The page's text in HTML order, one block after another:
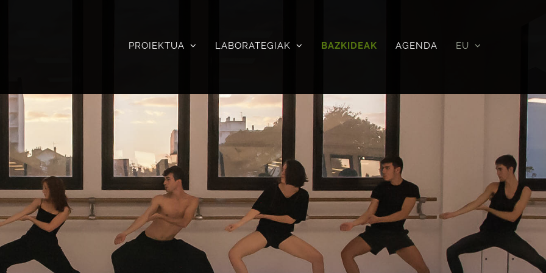
PROIEKTUA LABORATEGIAK BAZKIDEAK AGENDA EU